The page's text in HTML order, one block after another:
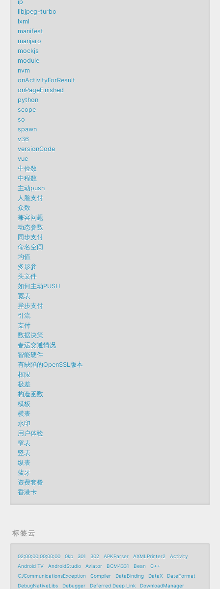
ip
libjpeg-turbo
lxml
manifest
manjaro
mockjs
module
nvm
onActivityForResult
onPageFinished
python
scope
so
spawn
v36
versionCode
vue
中位数
中程数
主动push
人脸支付
众数
兼容问题
动态参数
同步支付
命名空间
均值
多形参
头文件
如何主动PUSH
宽表
异步支付
引流
支付
数据决策
春运交通情况
智能硬件
有缺陷的OpenSSL版本
权限
极差
构造函数
模板
横表
水印
用户体验
窄表
竖表
纵表
蓝牙
资费套餐
香港卡
标签云
02:00:00:00:00:00 0kb 301 302 APKParser AXMLPrinter2
Activity
Android TV
AndroidStudio Aviator BCM4331 Bean
C++
CJCommunicationsException
Compiler DataBinding DataX
DateFormat
DebugNativeLibs
Debugger Deferred Deep Link
DownloadManager